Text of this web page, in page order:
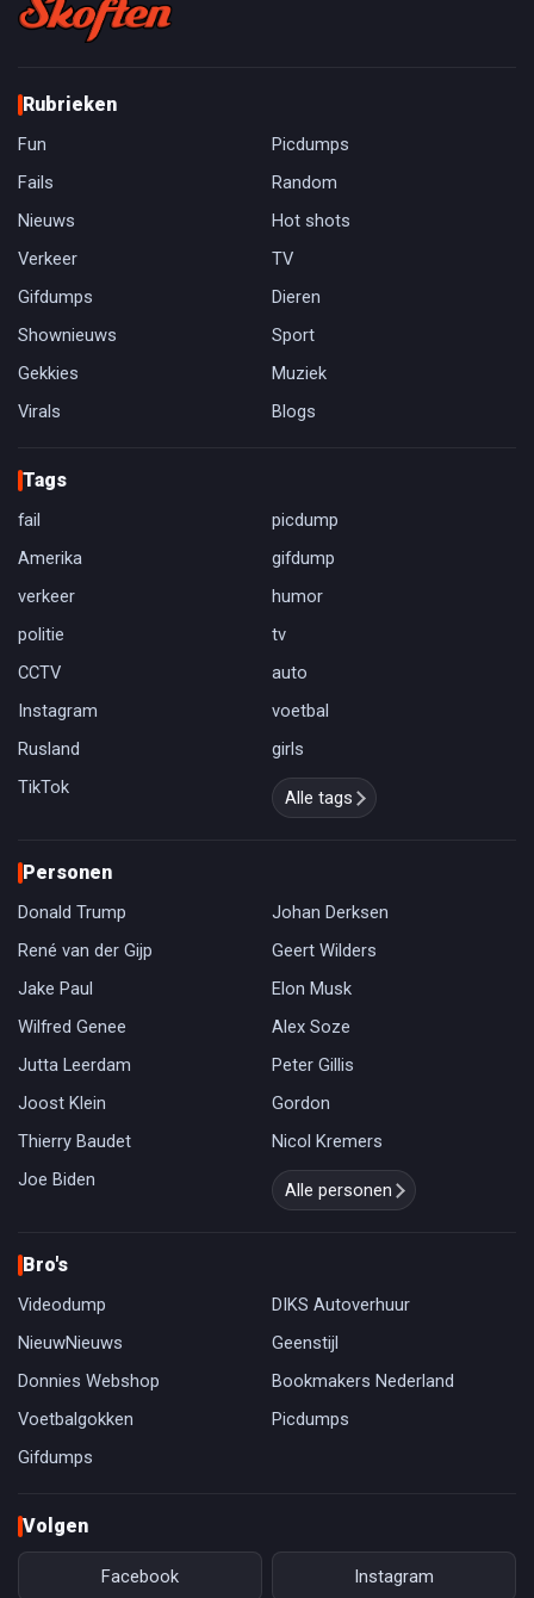
Rubrieken
Fun
Picdumps
Fails
Random
Nieuws
Hot shots
Verkeer
TV
Gifdumps
Dieren
Shownieuws
Sport
Gekkies
Muziek
Virals
Blogs
Tags
fail
picdump
Amerika
gifdump
verkeer
humor
politie
tv
CCTV
auto
Instagram
voetbal
Rusland
girls
TikTok
Alle tags
Personen
Donald Trump
Johan Derksen
René van der Gijp
Geert Wilders
Jake Paul
Elon Musk
Wilfred Genee
Alex Soze
Jutta Leerdam
Peter Gillis
Joost Klein
Gordon
Thierry Baudet
Nicol Kremers
Joe Biden
Alle personen
Bro's
Videodump
DIKS Autoverhuur
NieuwNieuws
Geenstijl
Donnies Webshop
Bookmakers Nederland
Voetbalgokken
Picdumps
Gifdumps
Volgen
Facebook Instagram